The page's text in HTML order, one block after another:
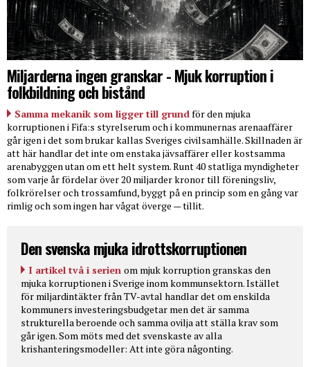
Miljarderna ingen granskar - Mjuk korruption i
folkbildning och bistånd
Samma mekanik som ligger till grundför den mjuka
korruptionen i Fifa:s styrelserum och i kommunernas arenaaffärer
går igen i det som brukar kallas Sveriges civilsamhälle. Skillnaden är
att här handlar det inte om enstaka jävsaffärer eller kostsamma
arenabyggen utan om ett helt system. Runt 40 statliga myndigheter
som varje år fördelar över 20 miljarder kronor till föreningsliv,
folkrörelser och trossamfund, byggt på en princip som en gång var
rimlig och som ingen har vågat överge — tillit.
Den svenska mjuka idrottskorruptionen
I artikel två i serien om mjuk korruption granskas den
mjuka korruptionen i Sverige inom kommunsektorn. Istället
för miljardintäkter från TV-avtal handlar det om enskilda
kommuners investeringsbudgetar men det är samma
strukturella beroende och samma ovilja att ställa krav som
går igen. Som möts med det svenskaste av alla
krishanteringsmodeller: Att inte göra någonting.